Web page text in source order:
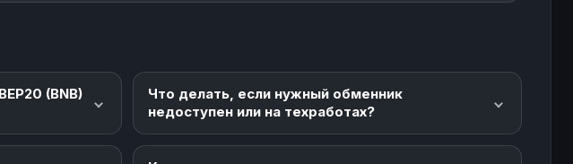
1 BEP20
89.982769 ETC 3.7K+ $
(BNB)
Что делать, если нужный обменник
недоступен или на техработах?